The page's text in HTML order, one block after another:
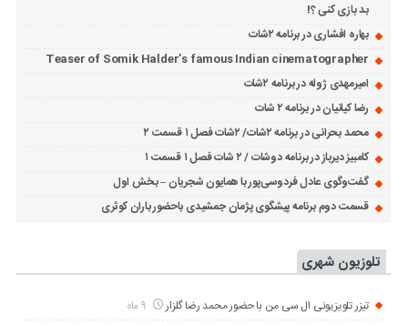
بد بازی کنی ؟!
بهاره افشاری در برنامه ۲شات
Teaser of Somik Halder’s famous Indian cinematographer
امیرمهدی ژوله در برنامه ۲شات
رضا کیانیان در برنامه ۲ شات
محمد بحرانی در برنامه ۲شات/ ۲شات فصل ۱ قسمت ۲
کامبیز دیرباز در برنامه دوشات / ۲ شات فصل ۱ قسمت ۱
گفت‌وگوی عادل فردوسی‌پور با همایون شجریان – بخش اول
قسمت دوم برنامه پیشگوی پژمان جمشیدی باحضور باران کوثری
تلوزیون شهری
تیزر تلویزیونی ال سی من با حضور محمد رضا گلزار 9 ماه